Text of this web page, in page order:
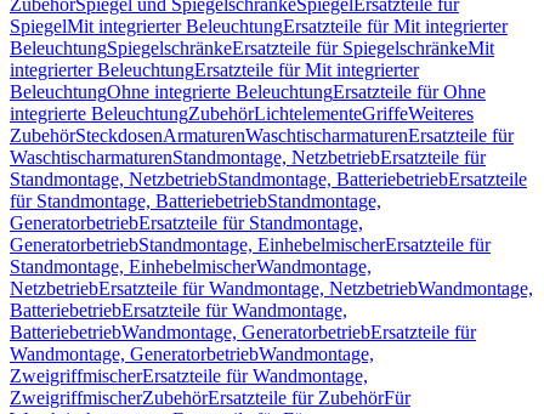
ZubehörSpiegel und SpiegelschränkeSpiegel Ersatzteile für
SpiegelMit integrierter BeleuchtungErsatzteile für Mit integrierter
BeleuchtungSpiegelschränkeErsatzteile für SpiegelschränkeMit
integrierter BeleuchtungErsatzteile für Mit integrierter
BeleuchtungOhne integrierte BeleuchtungErsatzteile für Ohne
integrierte BeleuchtungZubehörLichtelementeGriffeWeiteres
ZubehörSteckdosenArmaturenWaschtischarmaturenErsatzteile für
WaschtischarmaturenStandmontage, NetzbetriebErsatzteile für
Standmontage, NetzbetriebStandmontage, BatteriebetriebErsatzteile
für Standmontage, BatteriebetriebStandmontage,
GeneratorbetriebErsatzteile für Standmontage,
GeneratorbetriebStandmontage, EinhebelmischerErsatzteile für
Standmontage, EinhebelmischerWandmontage,
NetzbetriebErsatzteile für Wandmontage, NetzbetriebWandmontage,
BatteriebetriebErsatzteile für Wandmontage,
BatteriebetriebWandmontage, GeneratorbetriebErsatzteile für
Wandmontage, GeneratorbetriebWandmontage,
ZweigriffmischerErsatzteile für Wandmontage,
ZweigriffmischerZubehörErsatzteile für ZubehörFür